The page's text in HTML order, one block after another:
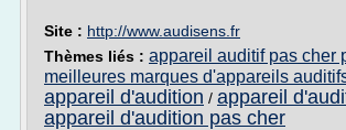
Site : http://www.audisens.fr
Thèmes liés : appareil auditif pas cher
meilleures marques d'appareils
appareil d'audition / appareil
appareil d'audition pas cher